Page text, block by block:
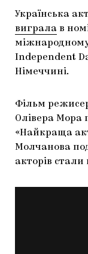
Українська
виграла в
Independent
Німеччині.
Фільм
Олівера Мора
«Найкраща
Молчанова
акторів стали